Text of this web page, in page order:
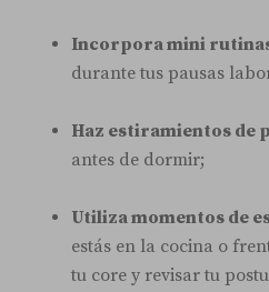
Incorpora mini
durante tus pausas
Haz estiramientos de
antes de dormir;
Utiliza momentos de
estás en la cocina o
tu core y revisar tu